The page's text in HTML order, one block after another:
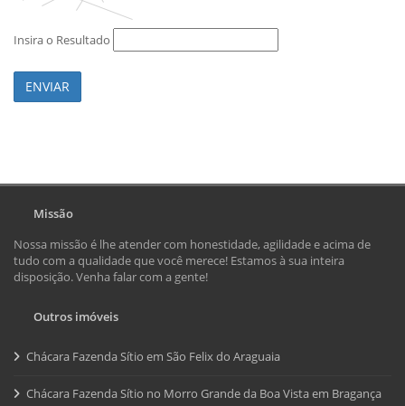
Insira o Resultado
ENVIAR
Missão
Nossa missão é lhe atender com honestidade, agilidade e acima de
tudo com a qualidade que você merece! Estamos à sua inteira
disposição. Venha falar com a gente!
Outros imóveis
Chácara Fazenda Sítio em São Felix do Araguaia
Chácara Fazenda Sítio no Morro Grande da Boa Vista em Bragança